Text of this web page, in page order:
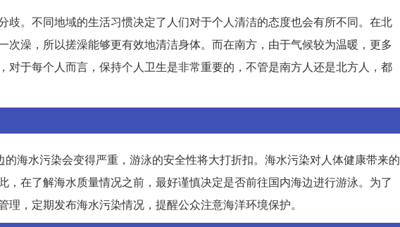
歧。不同地域的生活习惯决定了人们对于个人清洁的态度也会有所不同。在北
澡，所以搓澡能够更有效地清洁身体。而在南方，由于气候较为温暖，更多
对于每个人而言，保持个人卫生是非常重要的，不管是南方人还是北方人，都
海水污染会变得严重，游泳的安全性将大打折扣。海水污染对人体健康带来的
，在了解海水质量情况之前，最好谨慎决定是否前往国内海边进行游泳。为了
，定期发布海水污染情况，提醒公众注意海洋环境保护。